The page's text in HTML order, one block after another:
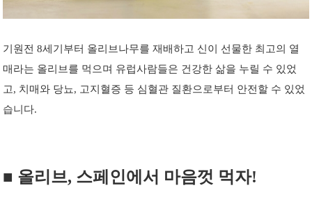
기원전 8세기부터 올리브나무를 재배하고 신이 선물한 최고의 열
매라는 올리브를 먹으며 유럽사람들은 건강한 삶을 누릴 수 있었
고, 치매와 당뇨, 고지혈증 등 심혈관 질환으로부터 안전할 수 있었
습니다.
■ 올리브, 스페인에서 마음껏 먹자!